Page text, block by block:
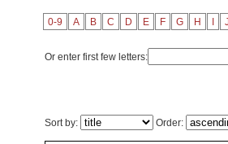
0-9 A B C D E F G H
Or enter first few letters:
Sort by: Order: